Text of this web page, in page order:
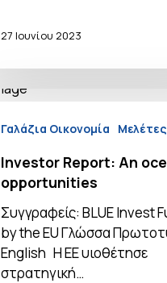
27 Ιουνίου 2023
Γαλάζια Οικονομία Μελέτες
Investor Report: An
opportunities
Συγγραφείς: BLUE Invest
by the EU Γλώσσα
English Η ΕΕ υιοθέτησε
στρατηγική…